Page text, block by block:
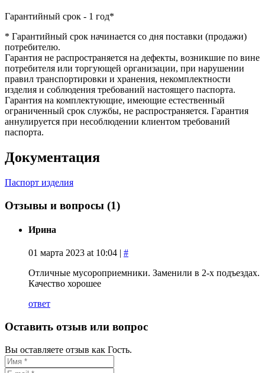
Гарантийный срок - 1 год*
* Гарантийный срок начинается со дня поставки (продажи)
потребителю.
Гарантия не распространяется на дефекты, возникшие по вине
потребителя или торгующей организации, при нарушении
правил транспортировки и хранения, некомплектности
изделия и соблюдения требований настоящего паспорта.
Гарантия на комплектующие, имеющие естественный
ограниченный срок службы, не распространяется. Гарантия
аннулируется при несоблюдении клиентом требований
паспорта.
Документация
Паспорт изделия
Отзывы и вопросы (1)
Ирина
01 марта 2023 at 10:04 | #
Отличные мусороприемники. Заменили в 2-х подъездах.
Качество хорошее
ответ
Оставить отзыв или вопрос
Вы оставляете отзыв как Гость.